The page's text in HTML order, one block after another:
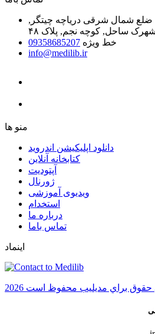
ضلع شمال شرقی دریاچه چیتگر,
ساحل, کوچه نجم, پلاک ۴۸
خط ویژه 09358685207
info@medilib.ir
ﻣﻨﻮ ﻫﺎ
دانلود اپلیکیشن اندروید
ﮐﺘﺎﺑﺨﺎﻧﻪ ﺁﻧﻼﯾﻦ
ﺁﭘﺘﻮﺩﯾﺖ
ﮊﻭﺭﻧﺎﻝ
ویدیوی آموزشی
استخدام
درباره ما
ﺗﻤﺎﺱ ﺑﺎﻣﺎ
اینماد